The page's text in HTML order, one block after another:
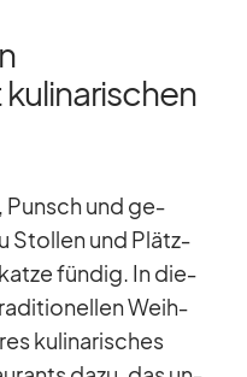
Punsch und ge­
Stol­len und Plätz­
fün­dig. In die­
Weih­
ku­li­na­ri­sches